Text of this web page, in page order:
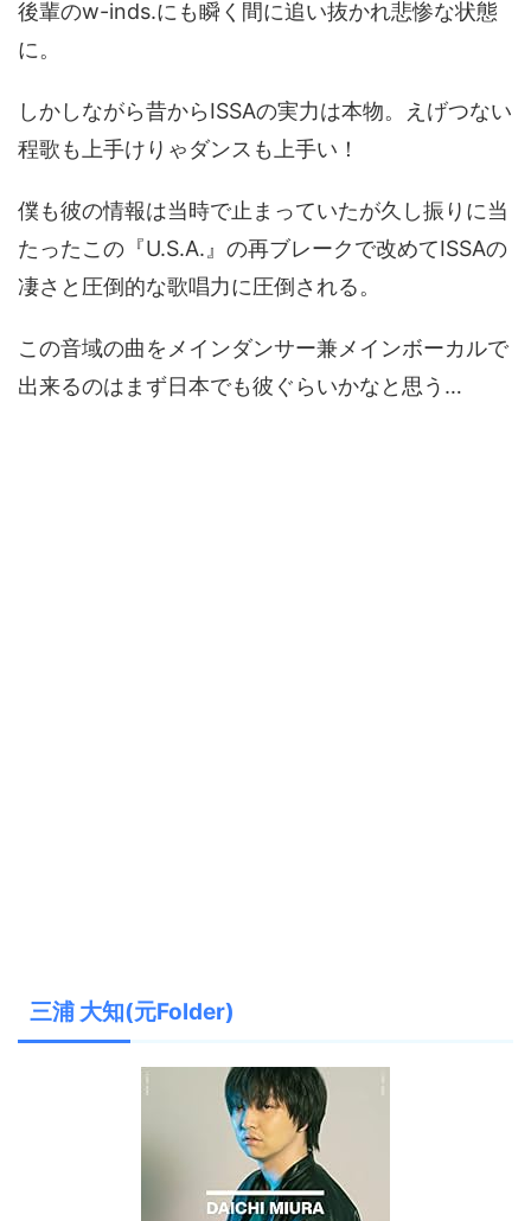
後輩のw-inds.にも瞬く間に追い抜かれ悲惨な状態
に。
しかしながら昔からISSAの実力は本物。えげつない
程歌も上手けりゃダンスも上手い！
僕も彼の情報は当時で止まっていたが久し振りに当
たったこの『U.S.A.』の再ブレークで改めてISSAの
凄さと圧倒的な歌唱力に圧倒される。
この音域の曲をメインダンサー兼メインボーカルで
出来るのはまず日本でも彼ぐらいかなと思う…
三浦 大知(元Folder)